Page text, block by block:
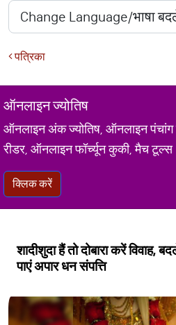
पत्रिका
ऑनलाइन ज्योतिष
ऑनलाइन अंक ज्योतिष, ऑनलाइन
रीडर, ऑनलाइन फॉर्च्यून कुकी, मैच टूल्स
क्लिक करें
शादीशुदा हैं तो दोबारा करें विवाह,
पाएं अपार धन संपत्ति